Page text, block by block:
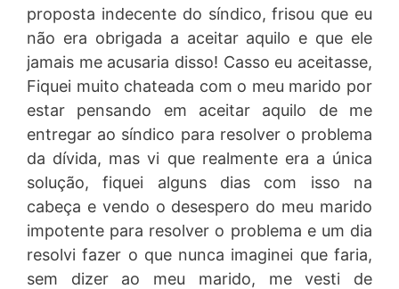
proposta indecente do síndico, frisou que eu
não era obrigada a aceitar aquilo e que ele
jamais me acusaria disso! Casso eu aceitasse,
Fiquei muito chateada com o meu marido por
estar pensando em aceitar aquilo de me
entregar ao síndico para resolver o problema
da dívida, mas vi que realmente era a única
solução, fiquei alguns dias com isso na
cabeça e vendo o desespero do meu marido
impotente para resolver o problema e um dia
resolvi fazer o que nunca imaginei que faria,
sem dizer ao meu marido, me vesti de